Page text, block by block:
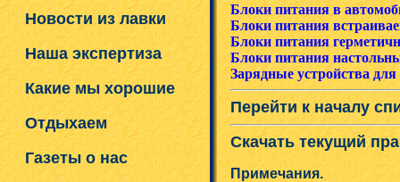
Новости из лавки
Наша экспертиза
Какие мы хорошие
Отдыхаем
Газеты о нас
Блоки питания в
Блоки питания
Блоки питания
Блоки питания
Зарядные устройства
Перейти к началу
Скачать текущий
Примечания.